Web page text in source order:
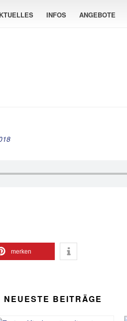
INFOS ANGEBOTE
merken
NEUESTE BEITRÄGE